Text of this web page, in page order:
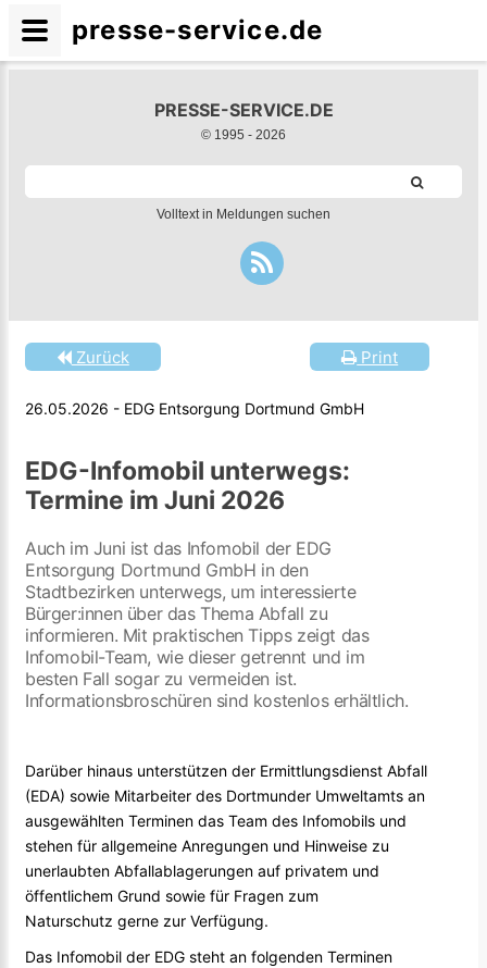
PRESSE-SERVICE.DE
© 1995 - 2026
Volltext in Meldungen suchen
Print
Zurück
26.05.2026 - EDG Entsorgung Dortmund GmbH
EDG-Infomobil unterwegs:
Termine im Juni 2026
Auch im Juni ist das Infomobil der EDG
Entsorgung Dortmund GmbH in den
Stadtbezirken unterwegs, um interessierte
Bürger:innen über das Thema Abfall zu
informieren. Mit praktischen Tipps zeigt das
Infomobil-Team, wie dieser getrennt und im
besten Fall sogar zu vermeiden ist.
Informationsbroschüren sind kostenlos erhältlich.
Darüber hinaus unterstützen der Ermittlungsdienst Abfall
(EDA) sowie Mitarbeiter des Dortmunder Umweltamts an
ausgewählten Terminen das Team des Infomobils und
stehen für allgemeine Anregungen und Hinweise zu
unerlaubten Abfallablagerungen auf privatem und
öffentlichem Grund sowie für Fragen zum
Naturschutz gerne zur Verfügung.
Das Infomobil der EDG steht an folgenden Terminen
presse-service.de